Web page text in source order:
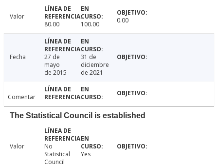
Valor
80.00
100.00 0.00
Fecha
27 de
mayo
de 2015
31 de
diciembre
de 2021
Comentar
The Statistical Council is established
Valor
No
Statistical
Council
Yes